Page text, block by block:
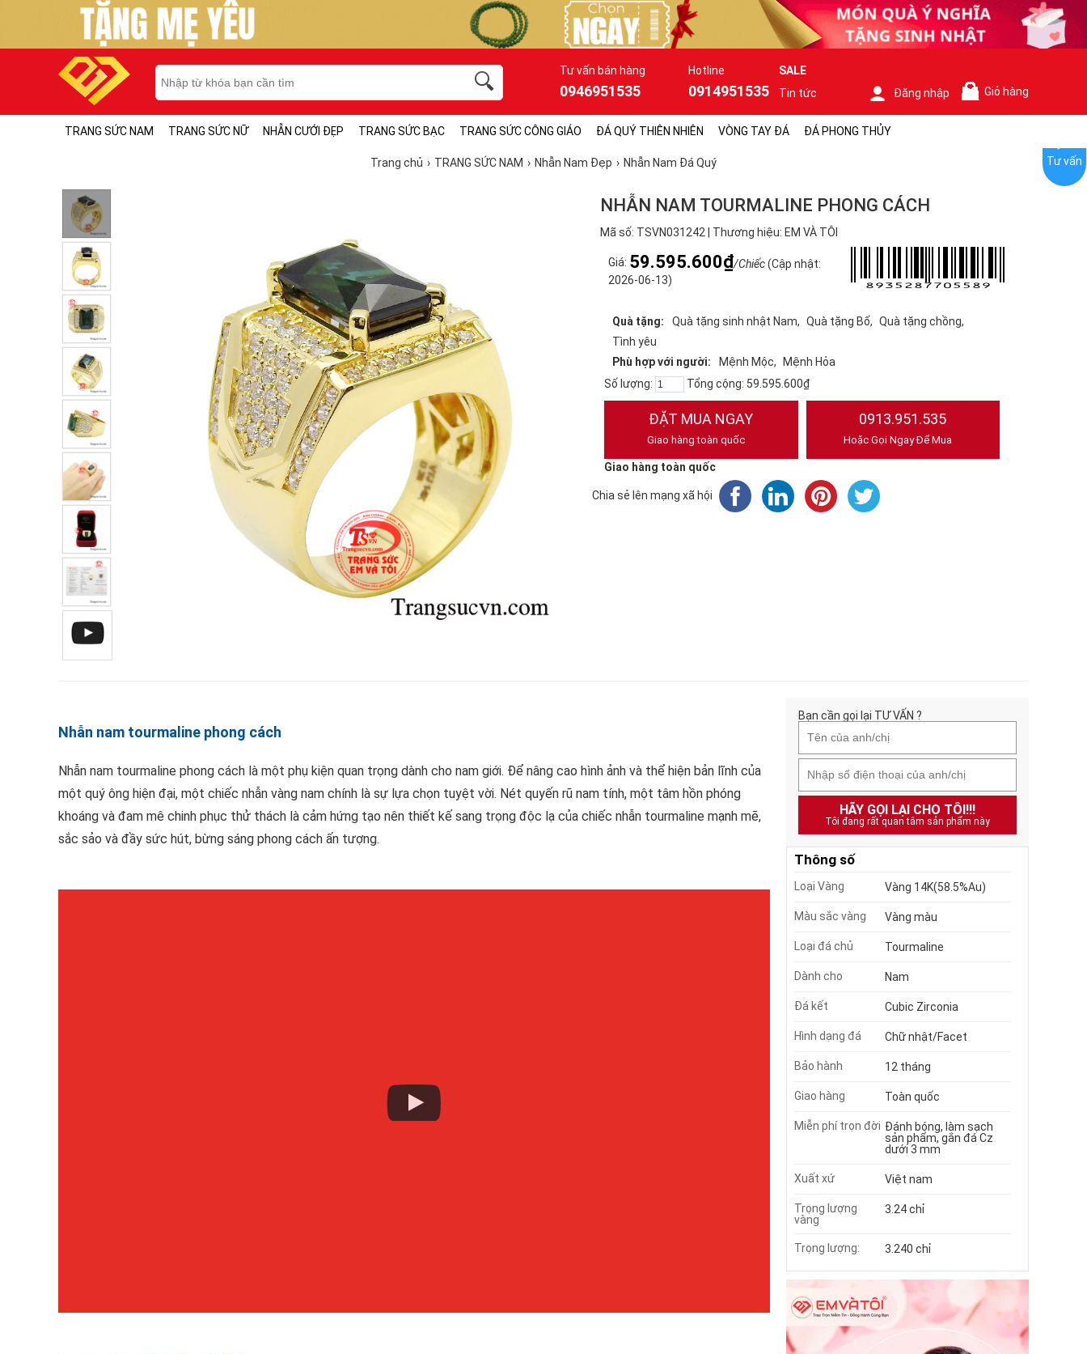
Tư vấn bán hàng
0946951535
Hotline
0914951535
SALE
Tin tức
Đăng nhập Giỏ hàng
TRANG SỨC NAM TRANG SỨC NỮ NHẪN CƯỚI ĐẸP TRANG SỨC BẠC TRANG SỨC CÔNG GIÁO ĐÁ QUÝ THIÊN NHIÊN VÒNG TAY ĐÁ ĐÁ PHONG THỦY
Trang chủ TRANG SỨC NAM Nhẫn Nam Đẹp Nhẫn Nam Đá Quý
NHẪN NAM TOURMALINE PHONG CÁCH
Mã số: TSVN031242 | Thương hiệu: EM VÀ TÔI
Giá: 59.595.600₫/Chiếc(Cập nhật:
2026-06-13)
Quà tặng: Quà tặng sinh nhật Nam Quà tặng Bố
Quà tặng chồng
Tình yêu
Phù hợp với người:
Mệnh Mộc
Mệnh Hỏa
Số lượng:
Tổng cộng: 59.595.600₫
ĐẶT MUA NGAY
Giao hàng toàn quốc
0913.951.535
Hoặc Gọi Ngay Để Mua
Giao hàng toàn quốc
Chia sẻ lên mạng xã hội
Nhẫn nam tourmaline phong cách
Nhẫn nam tourmaline phong cách là một phụ kiện quan trọng dành cho nam giới. Để nâng cao hình ảnh và thể hiện bản lĩnh của
một quý ông hiện đại, một chiếc nhẫn vàng nam chính là sự lựa chọn tuyệt vời. Nét quyến rũ nam tính, một tâm hồn phóng
khoáng và đam mê chinh phục thử thách là cảm hứng tạo nên thiết kế sang trọng độc lạ của chiếc nhẫn tourmaline mạnh mẽ,
sắc sảo và đầy sức hút, bừng sáng phong cách ấn tượng.
Bạn cần gọi lại TƯ VẤN ?
HÃY GỌI LẠI CHO TÔI!!!
Tôi đang rất quan tâm sản phẩm này
Thông số
Loại Vàng Vàng 14K(58.5%Au)
Màu sắc vàng Vàng màu
Loại đá chủ Tourmaline
Dành cho Nam
Đá kết Cubic Zirconia
Hình dạng đá Chữ nhật/Facet
Bảo hành 12 tháng
Giao hàng Toàn quốc
Miễn phí trọn đời Đánh bóng, làm sạch
sản phẩm, gắn đá Cz
dưới 3 mm
Xuất xứ Việt nam
Trọng lượng
vàng
3.24 chỉ
Trọng lượng: 3.240 chỉ
Tư vấn